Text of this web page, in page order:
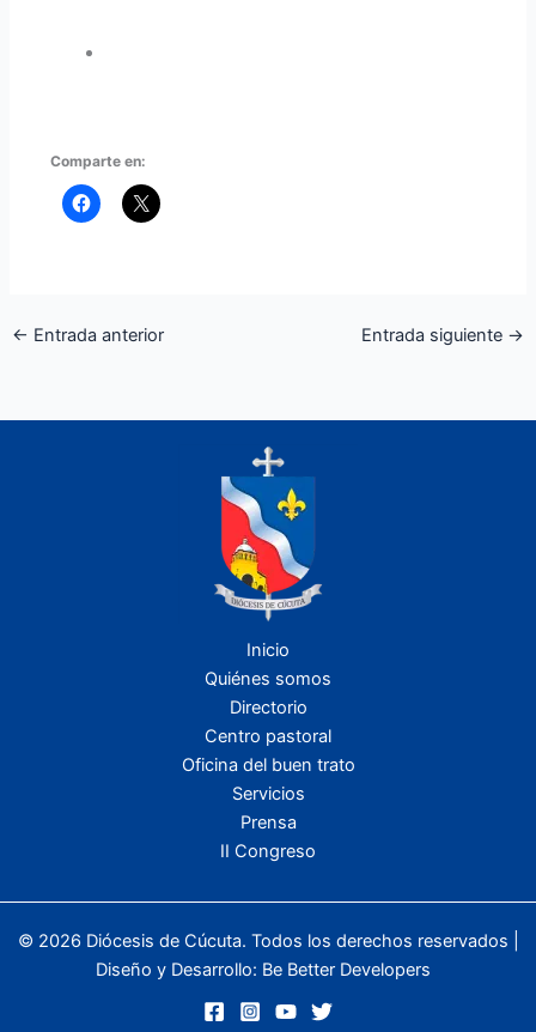
Comparte en:
← Entrada anterior Entrada siguiente →
Inicio
Quiénes somos
Directorio
Centro pastoral
Oficina del buen trato
Servicios
Prensa
II Congreso
© 2026 Diócesis de Cúcuta. Todos los derechos reservados |
Diseño y Desarrollo: Be Better Developers